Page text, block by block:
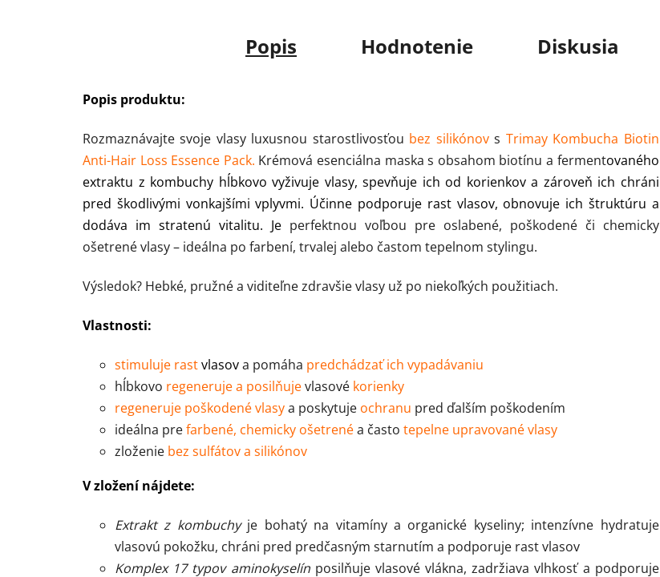
Popis Hodnotenie Diskusia
Popis produktu:
Rozmaznávajte svoje vlasy luxusnou starostlivosťou bez silikónovs Trimay Kombucha Biotin
Anti-Hair Loss Essence Pack. Krémová esenciálna maska s obsahom biotínu a fermentovaného
extraktu z kombuchy hĺbkovo vyživuje vlasy, spevňuje ich od korienkov a zároveň ich chráni
pred škodlivými vonkajšími vplyvmi. Účinne podporuje rast vlasov, obnovuje ich štruktúru a
dodáva im stratenú vitalitu. Jeperfektnou voľbou pre oslabené, poškodené či chemicky
ošetrené vlasy – ideálna po farbení, trvalej alebo častom tepelnom stylingu.
Výsledok? Hebké, pružné a viditeľne zdravšie vlasy už po niekoľkých použitiach.
Vlastnosti:
stimuluje rastvlasova pomáha predchádzať ich vypadávaniu
hĺbkovo regeneruje a posilňujevlasové korienky
regeneruje poškodené vlasya poskytuje ochranu pred ďalším poškodením
ideálna prefarbené, chemicky ošetrenéa často tepelne upravované vlasy
zloženie bez sulfátov a silikónov
V zložení nájdete:
Extrakt z kombuchyje bohatý na vitamíny a organické kyseliny; intenzívne hydratuje
vlasovú pokožku, chráni pred predčasným starnutím a podporuje rast vlasov
Komplex 17 typov aminokyselín posilňuje vlasové vlákna, zadržiava vlhkosť a podporuje